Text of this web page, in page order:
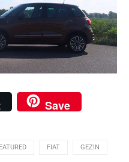
Save
FIAT GEZIN